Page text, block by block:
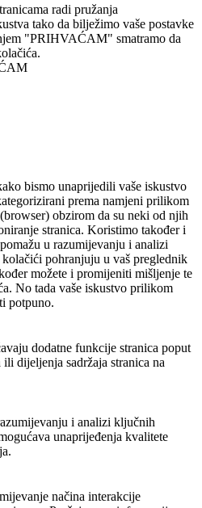
radi pružanja
tako da bilježimo vaše postavke
"PRIHVAĆAM" smatramo da
bismo unaprijedili vaše iskustvo
prema namjeni prilikom
obzirom da su neki od njih
stranica. Koristimo također i
u razumijevanju i analizi
pohranjuju u vaš preglednik
možete i promijeniti mišljenje te
No tada vaše iskustvo prilikom
potpuno.
dodatne funkcije stranica poput
dijeljenja sadržaja stranica na
i analizi ključnih
unaprijeđenja kvalitete
načina interakcije